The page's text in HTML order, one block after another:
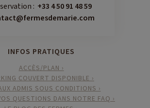
: +33 4 50 91 48 59
INFOS PRATIQUES
ACCÈS/PLAN ›
COUVERT DISPONIBLE ›
ADMIS SOUS CONDITIONS ›
QUESTIONS DANS NOTRE FAQ ›